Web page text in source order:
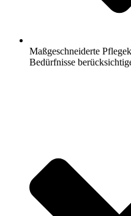
Maßgeschneiderte
Bedürfnisse